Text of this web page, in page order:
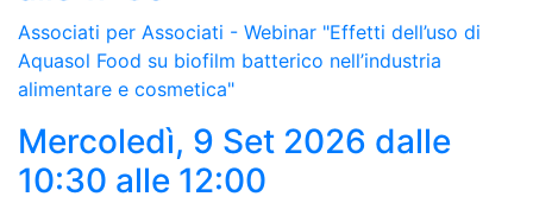
Associati per Associati - Webinar "Effetti dell’uso di
Aquasol Food su biofilm batterico nell’industria
alimentare e cosmetica"
Mercoledì, 9 Set 2026 dalle
10:30 alle 12:00